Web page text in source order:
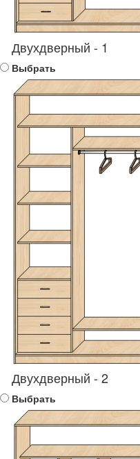
Двухдверный - 1
Выбрать
Двухдверный - 2
Выбрать